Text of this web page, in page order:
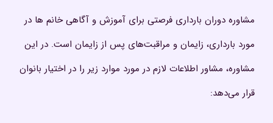
مشاوره دوران بارداری فرصتی برای آموزش و آگاهی خانم ها در
مورد بارداری، زایمان و مراقبت‌های پس از زایمان است. در این
مشاوره، مشاور اطلاعات لازم در مورد موارد زیر را در اختیار بانوان
قرار می‌دهد: